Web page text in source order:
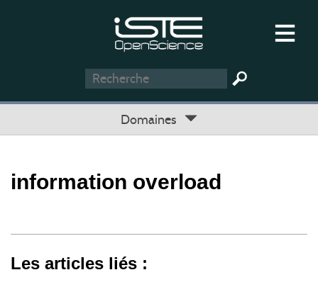
Domaines
information overload
Les articles liés :